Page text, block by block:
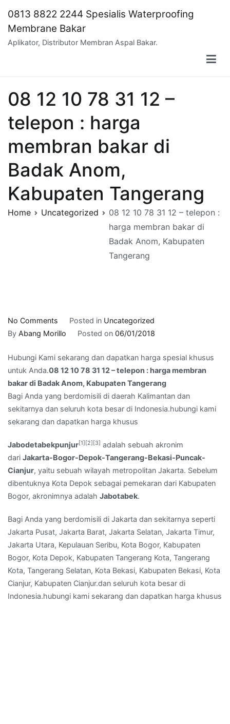
content
0813 8822 2244 Spesialis Waterproofing
Membrane Bakar
Aplikator, Distributor Membran Aspal Bakar.
08 12 10 78 31 12 –
telepon : harga
membran bakar di
Badak Anom,
Kabupaten Tangerang
Home Uncategorized
08 12 10 78 31 12 – telepon :
harga membran bakar di
Badak Anom, Kabupaten
Tangerang
No Comments
08
10
78
31
12
–
telepon
harga
membran
bakar
di
Badak
Kabupaten
Posted in Uncategorized
By Abang Morillo Posted on 06/01/2018
Hubungi Kami sekarang dan dapatkan harga spesial khusus
untuk Anda.08 12 10 78 31 12 – telepon : harga membran
bakar di Badak Anom, Kabupaten Tangerang
Bagi Anda yang berdomisili di daerah Kalimantan dan
sekitarnya dan seluruh kota besar di Indonesia.hubungi kami
sekarang dan dapatkan harga khusus
Jabodetabekpunjur[1] [2] [3] adalah sebuah akronim
dari Jakarta-Bogor-Depok-Tangerang-Bekasi-Puncak-
Cianjur, yaitu sebuah wilayah metropolitan Jakarta. Sebelum
dibentuknya Kota Depok sebagai pemekaran dari Kabupaten
Bogor, akronimnya adalah Jabotabek.
Bagi Anda yang berdomisili di Jakarta dan sekitarnya seperti
Jakarta Pusat, Jakarta Barat, Jakarta Selatan, Jakarta Timur,
Jakarta Utara, Kepulauan Seribu, Kota Bogor, Kabupaten
Bogor, Kota Depok, Kabupaten Tangerang Kota, Tangerang
Kota, Tangerang Selatan, Kota Bekasi, Kabupaten Bekasi, Kota
Cianjur, Kabupaten Cianjur.dan seluruh kota besar di
Indonesia.hubungi kami sekarang dan dapatkan harga khusus